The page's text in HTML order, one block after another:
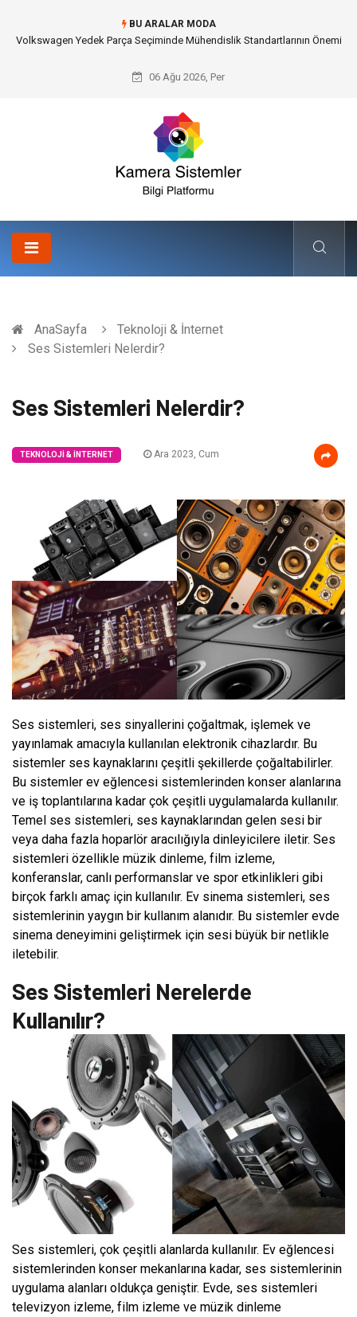
BU ARALAR MODA
Düğün Fotoğrafçısı Seçimiyle Geleceğe Nasıl Bir Miras Bırakacaksınız?
06 Ağu 2026, Per
AnaSayfa
Teknoloji & İnternet
Ses Sistemleri Nelerdir?
Ses Sistemleri Nelerdir?
TEKNOLOJI & İNTERNET Ara 2023, Cum
Ses sistemleri, ses sinyallerini çoğaltmak, işlemek ve
yayınlamak amacıyla kullanılan elektronik cihazlardır. Bu
sistemler ses kaynaklarını çeşitli şekillerde çoğaltabilirler.
Bu sistemler ev eğlencesi sistemlerinden konser alanlarına
ve iş toplantılarına kadar çok çeşitli uygulamalarda kullanılır.
Temel ses sistemleri, ses kaynaklarından gelen sesi bir
veya daha fazla hoparlör aracılığıyla dinleyicilere iletir. Ses
sistemleri özellikle müzik dinleme, film izleme,
konferanslar, canlı performanslar ve spor etkinlikleri gibi
birçok farklı amaç için kullanılır. Ev sinema sistemleri, ses
sistemlerinin yaygın bir kullanım alanıdır. Bu sistemler evde
sinema deneyimini geliştirmek için sesi büyük bir netlikle
iletebilir.
Ses Sistemleri Nerelerde
Kullanılır?
Ses sistemleri, çok çeşitli alanlarda kullanılır. Ev eğlencesi
sistemlerinden konser mekanlarına kadar, ses sistemlerinin
uygulama alanları oldukça geniştir. Evde, ses sistemleri
televizyon izleme, film izleme ve müzik dinleme